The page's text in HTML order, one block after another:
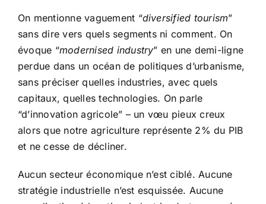
On mentionne vaguement “diversified tourism”
sans dire vers quels segments ni comment. On
évoque “modernised industry” en une demi-ligne
perdue dans un océan de politiques d’urbanisme,
sans préciser quelles industries, avec quels
capitaux, quelles technologies. On parle
“d’innovation agricole” – un vœu pieux creux
alors que notre agriculture représente 2% du PIB
et ne cesse de décliner.
Aucun secteur économique n’est ciblé. Aucune
stratégie industrielle n’est esquissée. Aucune